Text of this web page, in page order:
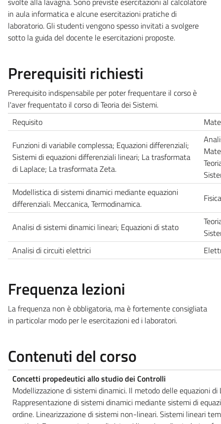
in aula informatica e alcune esercitazioni pratiche di
laboratorio. Gli studenti vengono spesso invitati a svolgere
sotto la guida del docente le esercitazioni proposte.
Prerequisiti richiesti
Prerequisito indispensabile per poter frequentare il corso è
l'aver frequentato il corso di Teoria dei Sistemi.
Requisito
Funzioni di variabile complessa; Equazioni differenziali;
Sistemi di equazioni differenziali lineari; La trasformata
di Laplace; La trasformata Zeta.
Modellistica di sistemi dinamici mediante equazioni
differenziali. Meccanica, Termodinamica.
Analisi di sistemi dinamici lineari; Equazioni di stato
Analisi di circuiti elettrici
Frequenza lezioni
La frequenza non è obbligatoria, ma è fortemente consigliata
in particolar modo per le esercitazioni ed i laboratori.
Contenuti del corso
Concetti propedeutici allo studio dei Controlli
Modellizzazione di sistemi dinamici. Il metodo delle equazioni
Rappresentazione di sistemi dinamici mediante sistemi di
ordine. Linearizzazione di sistemi non-lineari. Sistemi lineari